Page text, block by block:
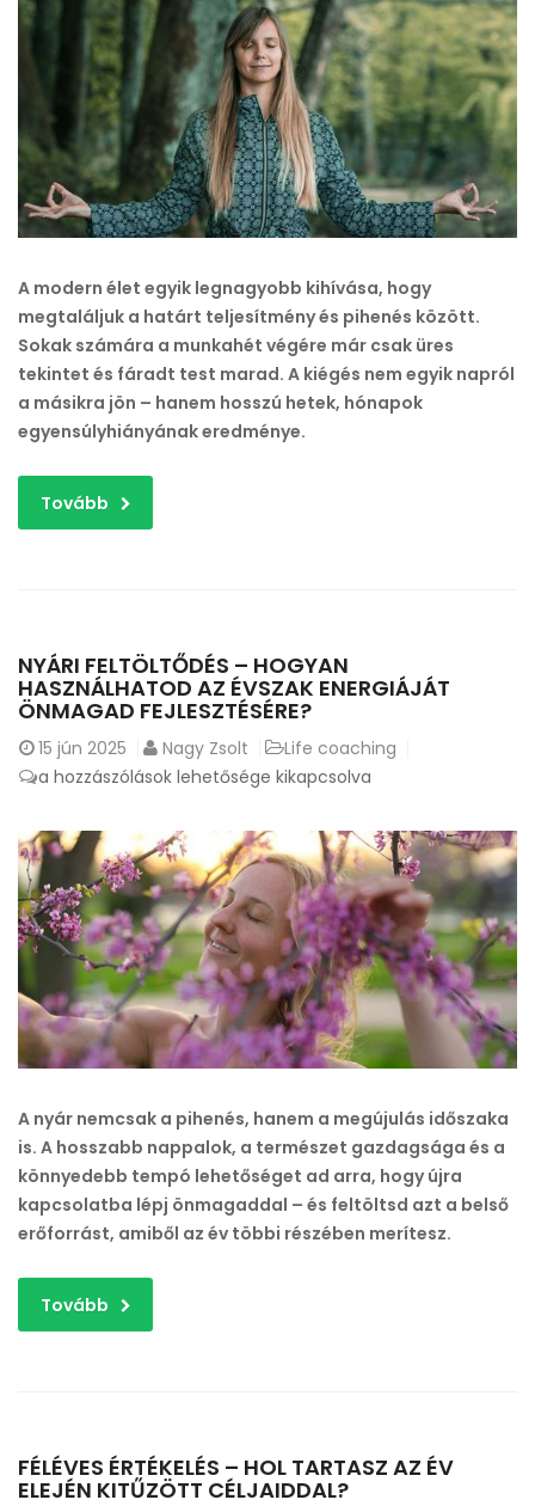
munka
szabadidő
között
–
tippek
kiégés
ellen
bejegyzéshez
A modern élet egyik legnagyobb kihívása, hogy
megtaláljuk a határt teljesítmény és pihenés között.
Sokak számára a munkahét végére már csak üres
tekintet és fáradt test marad. A kiégés nem egyik napról
a másikra jön – hanem hosszú hetek, hónapok
egyensúlyhiányának eredménye.
Tovább
NYÁRI FELTÖLTŐDÉS – HOGYAN
HASZNÁLHATOD AZ ÉVSZAK ENERGIÁJÁT
ÖNMAGAD FEJLESZTÉSÉRE?
15 jún 2025 Nagy Zsolt
Life coaching
Nyári
–
Hogyan
használhatod
az
évszak
energiáját
önmagad
fejlesztésére?
bejegyzéshez
a hozzászólások lehetősége kikapcsolva
A nyár nemcsak a pihenés, hanem a megújulás időszaka
is. A hosszabb nappalok, a természet gazdagsága és a
könnyedebb tempó lehetőséget ad arra, hogy újra
kapcsolatba lépj önmagaddal – és feltöltsd azt a belső
erőforrást, amiből az év többi részében merítesz.
Tovább
FÉLÉVES ÉRTÉKELÉS – HOL TARTASZ AZ ÉV
ELEJÉN KITŰZÖTT CÉLJAIDDAL?